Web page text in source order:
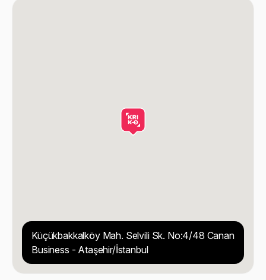
Küçükbakkalköy Mah. Selvili Sk. No:4/48 Canan
Business - Ataşehir/İstanbul